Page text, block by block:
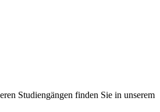
Studiengängen finden Sie in unserem